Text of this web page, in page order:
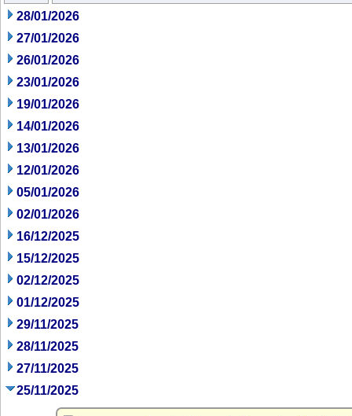
28/01/2026
27/01/2026
26/01/2026
23/01/2026
19/01/2026
14/01/2026
13/01/2026
12/01/2026
05/01/2026
02/01/2026
16/12/2025
15/12/2025
02/12/2025
01/12/2025
29/11/2025
28/11/2025
27/11/2025
25/11/2025